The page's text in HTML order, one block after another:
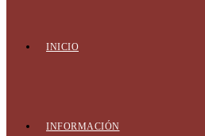
INICIO
INFORMACIÓN